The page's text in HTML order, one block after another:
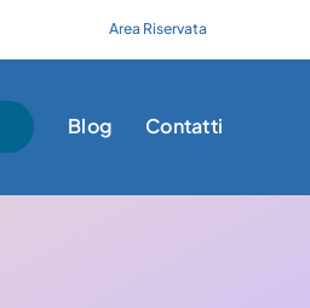
Area Riservata
Blog Contatti